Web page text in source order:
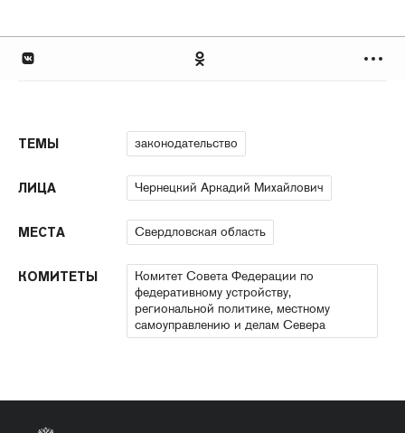
ТЕМЫ законодательство
ЛИЦА Чернецкий Аркадий Михайлович
МЕСТА Свердловская область
КОМИТЕТЫ
Комитет Совета Федерации по
федеративному устройству,
региональной политике, местному
самоуправлению и делам Севера